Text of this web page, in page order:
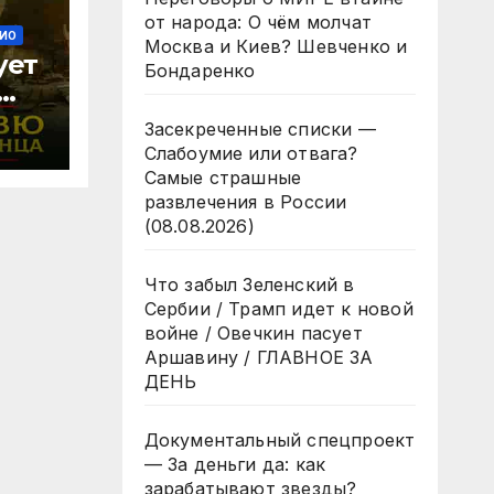
от народа: О чём молчат
Москва и Киев? Шевченко и
Бондаренко
Засекреченные списки —
Слабоумие или отвага?
Самые страшные
развлечения в России
(08.08.2026)
Что забыл Зеленский в
Сербии / Трамп идет к новой
войне / Овечкин пасует
Аршавину / ГЛАВНОЕ ЗА
ДЕНЬ
Документальный спецпроект
— За деньги да: как
зарабатывают звезды?